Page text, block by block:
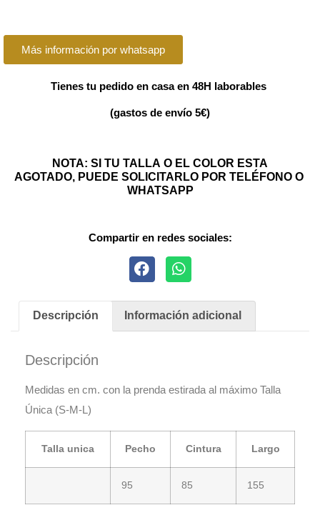
Más información por whatsapp
Tienes tu pedido en casa en 48H laborables
(gastos de envío 5€)
NOTA: SI TU TALLA O EL COLOR ESTA
AGOTADO, PUEDE SOLICITARLO POR TELÉFONO O
WHATSAPP
Compartir en redes sociales:
Descripción Información adicional
Descripción
Medidas en cm. con la prenda estirada al máximo Talla
Única (S-M-L)
Talla unica Pecho Cintura Largo
95 85 155